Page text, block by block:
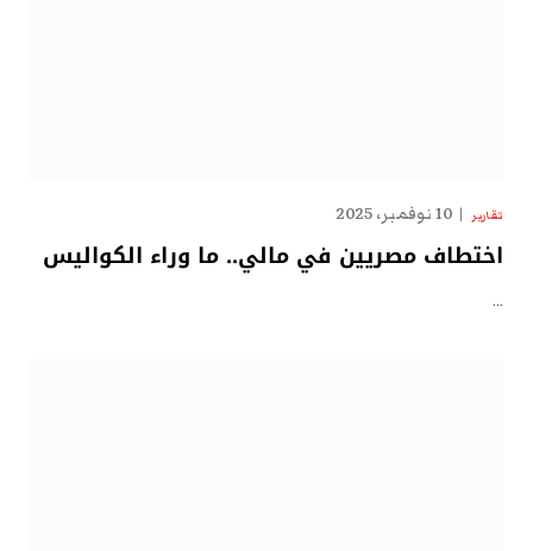
تقارير 10 نوفمبر، 2025
اختطاف مصريين في مالي.. ما وراء الكواليس
…